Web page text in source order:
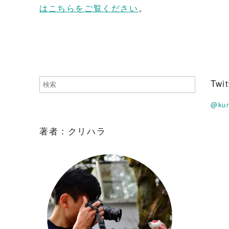
はこちらをご覧ください。
著者：クリハラ